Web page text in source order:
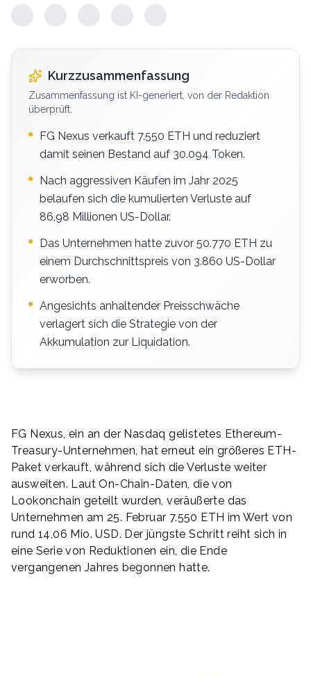
Kurzzusammenfassung
Zusammenfassung ist KI-generiert, von der Redaktion
überprüft.
FG Nexus verkauft 7.550 ETH und reduziert
damit seinen Bestand auf 30.094 Token.
Nach aggressiven Käufen im Jahr 2025
belaufen sich die kumulierten Verluste auf
86,98 Millionen US-Dollar.
Das Unternehmen hatte zuvor 50.770 ETH zu
einem Durchschnittspreis von 3.860 US-Dollar
erworben.
Angesichts anhaltender Preisschwäche
verlagert sich die Strategie von der
Akkumulation zur Liquidation.
FG Nexus, ein an der Nasdaq gelistetes Ethereum-
Treasury-Unternehmen, hat erneut ein größeres ETH-
Paket verkauft, während sich die Verluste weiter
ausweiten. Laut On-Chain-Daten, die von
Lookonchain geteilt wurden, veräußerte das
Unternehmen am 25. Februar 7.550 ETH im Wert von
rund 14,06 Mio. USD. Der jüngste Schritt reiht sich in
eine Serie von Reduktionen ein, die Ende
vergangenen Jahres begonnen hatte.